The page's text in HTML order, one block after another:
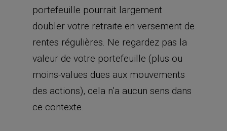
portefeuille pourrait largement
doubler votre retraite en versement de
rentes régulières. Ne regardez pas la
valeur de votre portefeuille (plus ou
moins-values dues aux mouvements
des actions), cela n’a aucun sens dans
ce contexte.